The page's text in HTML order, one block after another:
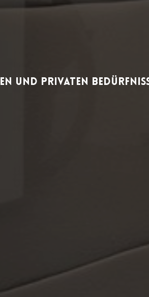
und privaten